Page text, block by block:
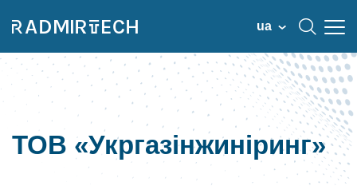
ua
ТОВ «Укргазінжиніринг»